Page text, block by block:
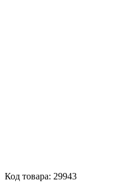
Код товара: 29943